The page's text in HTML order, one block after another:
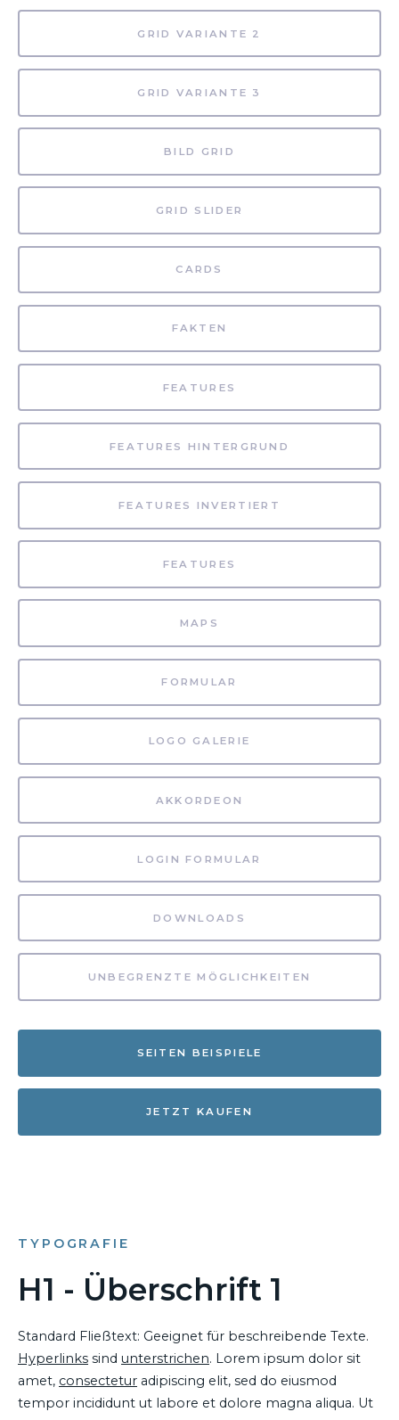
GRID VARIANTE 2
GRID VARIANTE 3
BILD GRID
GRID SLIDER
CARDS
FAKTEN
FEATURES
FEATURES HINTERGRUND
FEATURES INVERTIERT
FEATURES
MAPS
FORMULAR
LOGO GALERIE
AKKORDEON
LOGIN FORMULAR
DOWNLOADS
UNBEGRENZTE MÖGLICHKEITEN
SEITEN BEISPIELE
JETZT KAUFEN
TYPOGRAFIE
H1 - Überschrift 1
Standard Fließtext: Geeignet für beschreibende Texte.
Hyperlinks sind unterstrichen. Lorem ipsum dolor sit
amet, consectetur adipiscing elit, sed do eiusmod
tempor incididunt ut labore et dolore magna aliqua. Ut